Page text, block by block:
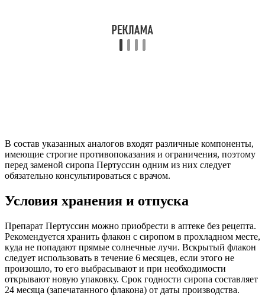
В состав указанных аналогов входят различные компоненты,
имеющие строгие противопоказания и ограничения, поэтому
перед заменой сиропа Пертуссин одним из них следует
обязательно консультироваться с врачом.
Условия хранения и отпуска
Препарат Пертуссин можно приобрести в аптеке без рецепта.
Рекомендуется хранить флакон с сиропом в прохладном месте,
куда не попадают прямые солнечные лучи. Вскрытый флакон
следует использовать в течение 6 месяцев, если этого не
произошло, то его выбрасывают и при необходимости
открывают новую упаковку. Срок годности сиропа составляет
24 месяца (запечатанного флакона) от даты производства.